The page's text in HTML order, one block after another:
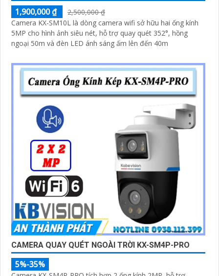
1,900,000 ₫
2,500,000 ₫
Camera KX-SM10L là dòng camera wifi sở hữu hai ống kính
5MP cho hình ảnh siêu nét, hỗ trợ quay quét 352°, hồng
ngoại 50m và đèn LED ánh sáng ấm lên đến 40m
CAMERA QUAY QUÉT NGOÀI TRỜI KX-SM4P-PRO
5%-35%